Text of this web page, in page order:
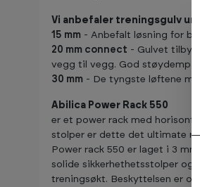
Vi anbefaler treningsgulv
15 mm - Anbefalt løsning for
20 mm connect - Gulvet tilbyr
vegg til vegg. God
30 mm - De tyngste løftene
Abilica Power Rack 550
er et power rack med
stolper er dette det ultimate
Power rack 550 er laget i 3
solide sikkerhethetsstolper og
treningsøkt. Beskyttelsen er